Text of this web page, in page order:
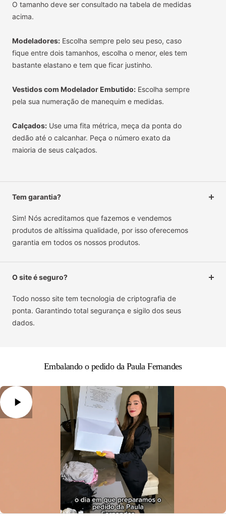
O tamanho deve ser consultado na tabela de medidas
acima.
Modeladores: Escolha sempre pelo seu peso, caso
fique entre dois tamanhos, escolha o menor, eles tem
bastante elastano e tem que ficar justinho.
Vestidos com Modelador Embutido: Escolha sempre
pela sua numeração de manequim e medidas.
Calçados: Use uma fita métrica, meça da ponta do
dedão até o calcanhar. Peça o número exato da
maioria de seus calçados.
Tem garantia?
Sim! Nós acreditamos que fazemos e vendemos
produtos de altíssima qualidade, por isso oferecemos
garantia em todos os nossos produtos.
O site é seguro?
Todo nosso site tem tecnologia de criptografia de
ponta. Garantindo total segurança e sigilo dos seus
dados.
Embalando o pedido da Paula Fernandes